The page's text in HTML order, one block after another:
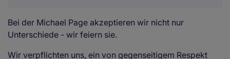
Bei der Michael Page akzeptieren wir nicht nur
Unterschiede - wir feiern sie.
Wir verpflichten uns, ein von gegenseitigem Respekt